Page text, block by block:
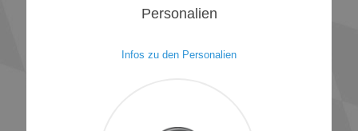
Personalien
Infos zu den Personalien